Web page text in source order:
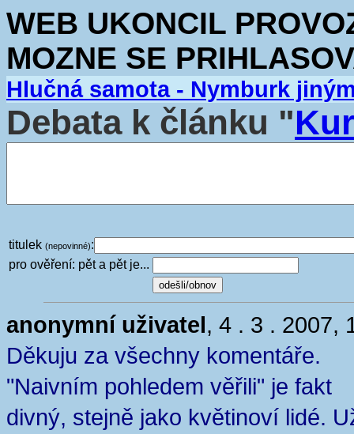
WEB UKONCIL
MOZNE SE
Hlučná samota - Nymburk
Debata k článku "
titulek (nepovinné):
pro ověření: pět a pět je...
anonymní uživatel, 4 . 3 . 2007,
Děkuju za všechny komentáře.
"Naivním pohledem věřili" je fakt
divný, stejně jako květinoví lidé.